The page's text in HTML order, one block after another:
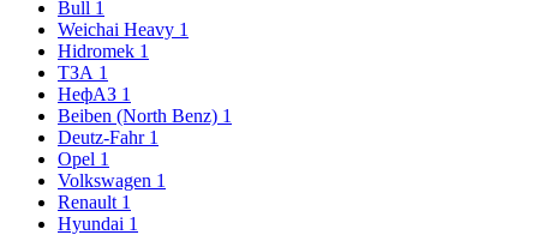
Bull 1
Weichai Heavy 1
Hidromek 1
ТЗА 1
НефАЗ 1
Beiben (North Benz) 1
Deutz-Fahr 1
Opel 1
Volkswagen 1
Renault 1
Hyundai 1